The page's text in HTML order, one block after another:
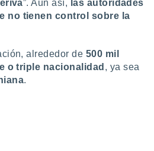
”. Aun así, las autoridades
no tienen control sobre la
alrededor de 500 mil
o triple nacionalidad , ya sea
.